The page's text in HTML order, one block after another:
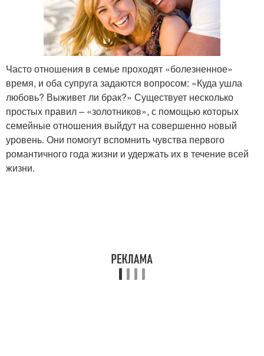
Часто отношения в семье проходят «болезненное»
время, и оба супруга задаются вопросом: «Куда ушла
любовь? Выживет ли брак?» Существует несколько
простых правил – «золотников», с помощью которых
семейные отношения выйдут на совершенно новый
уровень. Они помогут вспомнить чувства первого
романтичного года жизни и удержать их в течение всей
жизни.